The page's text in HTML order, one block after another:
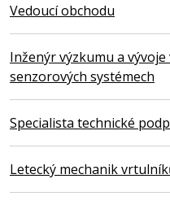
Vedoucí obchodu
Inženýr výzkumu a
senzorových systémech
Specialista technické
Letecký mechanik